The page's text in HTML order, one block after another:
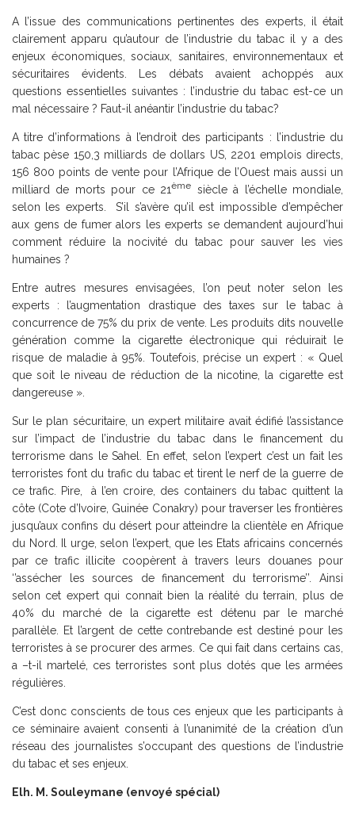
A l’issue des communications pertinentes des experts, il était
clairement apparu qu’autour de l’industrie du tabac il y a des
enjeux économiques, sociaux, sanitaires, environnementaux et
sécuritaires évidents. Les débats avaient achoppés aux
questions essentielles suivantes : l’industrie du tabac est-ce un
mal nécessaire ? Faut-il anéantir l’industrie du tabac?
A titre d’informations à l’endroit des participants : l’industrie du
tabac pèse 150,3 milliards de dollars US, 2201 emplois directs,
156 800 points de vente pour l’Afrique de l’Ouest mais aussi un
milliard de morts pour ce 21ème siècle à l’échelle mondiale,
selon les experts. S’il s’avère qu’il est impossible d’empêcher
aux gens de fumer alors les experts se demandent aujourd’hui
comment réduire la nocivité du tabac pour sauver les vies
humaines ?
Entre autres mesures envisagées, l’on peut noter selon les
experts : l’augmentation drastique des taxes sur le tabac à
concurrence de 75% du prix de vente. Les produits dits nouvelle
génération comme la cigarette électronique qui réduirait le
risque de maladie à 95%. Toutefois, précise un expert : « Quel
que soit le niveau de réduction de la nicotine, la cigarette est
dangereuse ».
Sur le plan sécuritaire, un expert militaire avait édifié l’assistance
sur l’impact de l’industrie du tabac dans le financement du
terrorisme dans le Sahel. En effet, selon l’expert c’est un fait les
terroristes font du trafic du tabac et tirent le nerf de la guerre de
ce trafic. Pire, à l’en croire, des containers du tabac quittent la
côte (Cote d’Ivoire, Guinée Conakry) pour traverser les frontières
jusqu’aux confins du désert pour atteindre la clientèle en Afrique
du Nord. Il urge, selon l’expert, que les Etats africains concernés
par ce trafic illicite coopèrent à travers leurs douanes pour
‘’assécher les sources de financement du terrorisme’’. Ainsi
selon cet expert qui connait bien la réalité du terrain, plus de
40% du marché de la cigarette est détenu par le marché
parallèle. Et l’argent de cette contrebande est destiné pour les
terroristes à se procurer des armes. Ce qui fait dans certains cas,
a –t-il martelé, ces terroristes sont plus dotés que les armées
régulières.
C’est donc conscients de tous ces enjeux que les participants à
ce séminaire avaient consenti à l’unanimité de la création d’un
réseau des journalistes s’occupant des questions de l’industrie
du tabac et ses enjeux.
Elh. M. Souleymane (envoyé spécial)